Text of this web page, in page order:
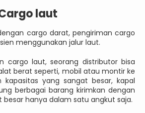
laut
cargo darat, pengiriman cargo
menggunakan jalur laut.
cargo laut, seorang distributor bisa
berat seperti, mobil atau montir ke
kapasitas yang sangat besar, kapal
berbagai barang kirimkan dengan
hanya dalam satu angkut saja.